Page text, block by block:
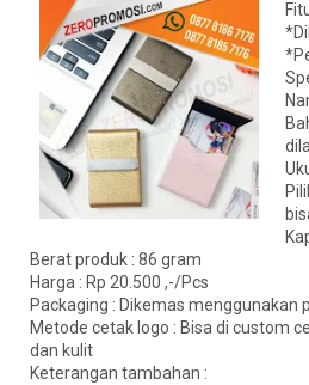
Berat produk : 86 gram
Harga : Rp 20.500 ,-/Pcs
Packaging : Dikemas menggunakan
Metode cetak logo : Bisa di custom
dan kulit
Keterangan tambahan :